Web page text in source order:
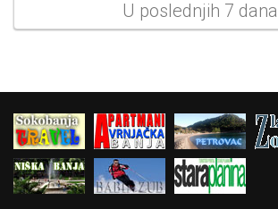
U poslednjih 7 dana